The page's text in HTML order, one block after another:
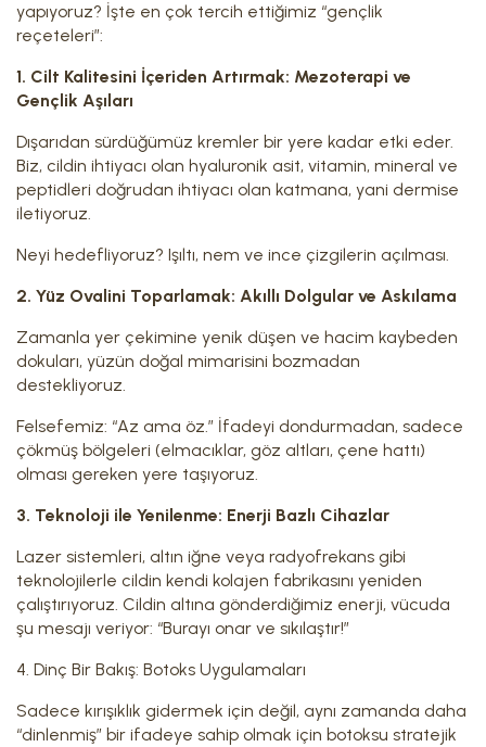
yapıyoruz? İşte en çok tercih ettiğimiz “gençlik
reçeteleri”:
1. Cilt Kalitesini İçeriden Artırmak: Mezoterapi ve
Gençlik Aşıları
Dışarıdan sürdüğümüz kremler bir yere kadar etki eder.
Biz, cildin ihtiyacı olan hyaluronik asit, vitamin, mineral ve
peptidleri doğrudan ihtiyacı olan katmana, yani dermise
iletiyoruz.
Neyi hedefliyoruz? Işıltı, nem ve ince çizgilerin açılması.
2. Yüz Ovalini Toparlamak: Akıllı Dolgular ve Askılama
Zamanla yer çekimine yenik düşen ve hacim kaybeden
dokuları, yüzün doğal mimarisini bozmadan
destekliyoruz.
Felsefemiz: “Az ama öz.” İfadeyi dondurmadan, sadece
çökmüş bölgeleri (elmacıklar, göz altları, çene hattı)
olması gereken yere taşıyoruz.
3. Teknoloji ile Yenilenme: Enerji Bazlı Cihazlar
Lazer sistemleri, altın iğne veya radyofrekans gibi
teknolojilerle cildin kendi kolajen fabrikasını yeniden
çalıştırıyoruz. Cildin altına gönderdiğimiz enerji, vücuda
şu mesajı veriyor: “Burayı onar ve sıkılaştır!”
4. Dinç Bir Bakış: Botoks Uygulamaları
Sadece kırışıklık gidermek için değil, aynı zamanda daha
“dinlenmiş” bir ifadeye sahip olmak için botoksu stratejik